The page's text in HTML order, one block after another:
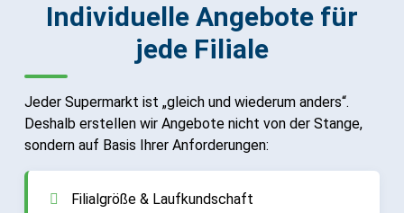
Individuelle Angebote für
jede Filiale
Jeder Supermarkt ist „gleich und wiederum anders“.
Deshalb erstellen wir Angebote nicht von der Stange,
sondern auf Basis Ihrer Anforderungen:
Filialgröße & Laufkundschaft